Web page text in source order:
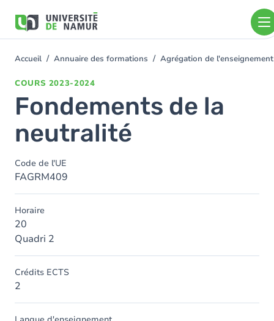
contenu
You
Accueil Annuaire des formations Agrégation de
COURS 2023-2024
Fondements de la
neutralité
Code de l'UE
FAGRM409
Horaire
20
Quadri 2
Crédits ECTS
2